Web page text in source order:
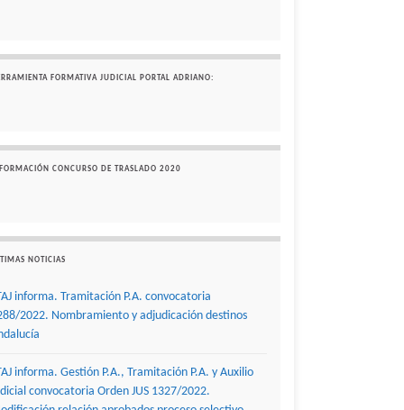
FORMATIVA JUDICIAL PORTAL ADRIANO:
CONCURSO DE TRASLADO 2020
NOTICIAS
informa. Tramitación P.A. convocatoria
2022. Nombramiento y adjudicación destinos
informa. Gestión P.A., Tramitación P.A. y Auxilio
convocatoria Orden JUS 1327/2022.